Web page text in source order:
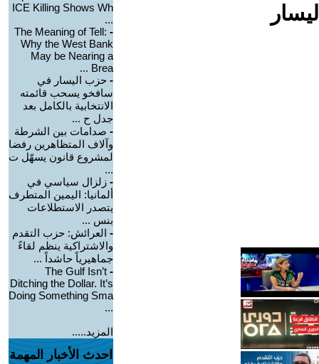
ICE Killing Shows Wh
...
-
The Meaning of Tell:
Why the West Bank
May be Nearing a
Brea ...
- حزب اليسار في
سافخو يسحب قائمته
الانتخابية بالكامل بعد
جدل ح ...
- صدامات بين الشرطة
وآلاف المتظاهرين رفضا
لمشروع قانون يسهّل ت
...
- زلزال سياسي في
ألمانيا: اليمين المتطرف
يتصدر الاستطلاعات
بنس ...
- العرائش: حزب التقدم
والاشتراكية ينظم لقاءً
جماهيرياً حاشداً ...
-
The Gulf Isn’t
Ditching the Dollar. It’s
Doing Something Sma
...
المزيد.....
احدث الأخبار المهمة